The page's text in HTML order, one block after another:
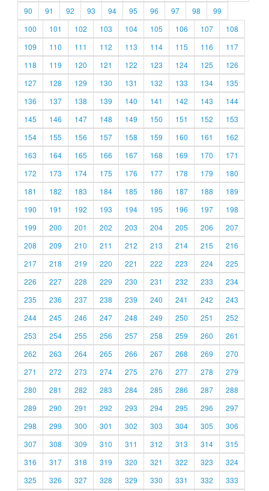
90
91 92 93 94 95 96 97 98
99
100
101 102 103 104 105 106 107
108
109
110 111 112 113 114 115 116
117
118
119 120 121 122 123 124 125
126
127
128 129 130 131 132 133 134
135
136
137 138 139 140 141 142 143
144
145
146 147 148 149 150 151 152
153
154
155 156 157 158 159 160 161
162
163
164 165 166 167 168 169 170
171
172
173 174 175 176 177 178 179
180
181
182 183 184 185 186 187 188
189
190
191 192 193 194 195 196 197
198
199
200 201 202 203 204 205 206
207
208
209 210 211 212 213 214 215
216
217
218 219 220 221 222 223 224
225
226
227 228 229 230 231 232 233
234
235
236 237 238 239 240 241 242
243
244
245 246 247 248 249 250 251
252
253
254 255 256 257 258 259 260
261
262
263 264 265 266 267 268 269
270
271
272 273 274 275 276 277 278
279
280
281 282 283 284 285 286 287
288
289
290 291 292 293 294 295 296
297
298
299 300 301 302 303 304 305
306
307
308 309 310 311 312 313 314
315
316
317 318 319 320 321 322 323
324
325
326 327 328 329 330 331 332 333